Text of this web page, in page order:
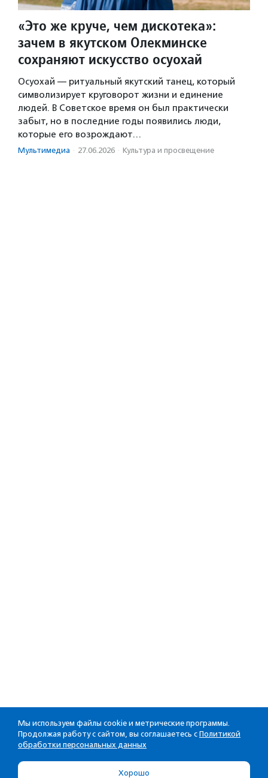
«Это же круче, чем дискотека»:
зачем в якутском Олекминске
сохраняют искусство осуохай
Осуохай — ритуальный якутский танец, который
символизирует круговорот жизни и единение
людей. В Советское время он был практически
забыт, но в последние годы появились люди,
которые его возрождают…
Мультимедиа · 27.06.2026 · Культура и просвещение
Мы используем файлы cookie и метрические программы.
Продолжая работу с сайтом, вы соглашаетесь с Политикой
обработки персональных данных
Хорошо